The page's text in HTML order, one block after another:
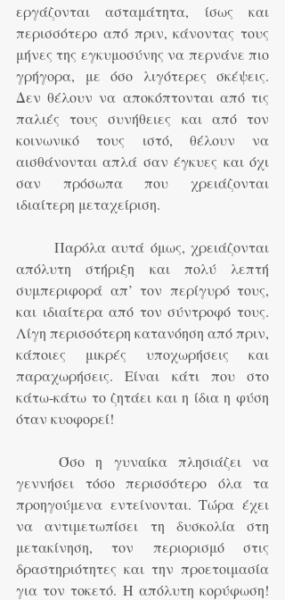
εργάζονται ασταμάτητα, ίσως και
περισσότερο από πριν, κάνοντας τους
μήνες της εγκυμοσύνης να περνάνε πιο
γρήγορα, με όσο λιγότερες σκέψεις.
Δεν θέλουν να αποκόπτονται από τις
παλιές τους συνήθειες και από τον
κοινωνικό τους ιστό, θέλουν να
αισθάνονται απλά σαν έγκυες και όχι
σαν πρόσωπα που χρειάζονται
ιδιαίτερη μεταχείριση.
απόλυτη στήριξη και πολύ λεπτή
συμπεριφορά απ’ τον περίγυρό τους,
και ιδιαίτερα από τον σύντροφό τους.
Λίγη περισσότερη κατανόηση από πριν,
κάποιες μικρές υποχωρήσεις και
παραχωρήσεις. Είναι κάτι που στο
κάτω-κάτω το ζητάει και η ίδια η φύση
όταν κυοφορεί!
	Όσο η γυναίκα πλησιάζει να
γεννήσει τόσο περισσότερο όλα τα
προηγούμενα εντείνονται. Τώρα έχει
να αντιμετωπίσει τη δυσκολία στη
μετακίνηση, τον περιορισμό στις
δραστηριότητες και την προετοιμασία
για τον τοκετό. Η απόλυτη κορύφωση!